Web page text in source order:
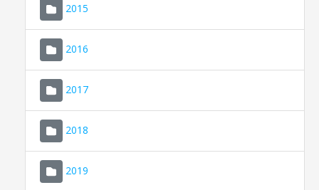
2015
2016
2017
2018
2019